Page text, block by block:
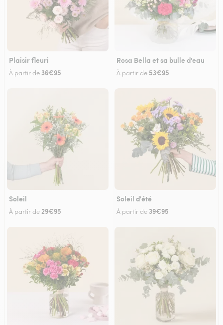
Plaisir fleuri
À partir de 36€95
Rosa Bella et sa bulle d'eau
À partir de 53€95
Soleil
À partir de 29€95
Soleil d'été
À partir de 39€95